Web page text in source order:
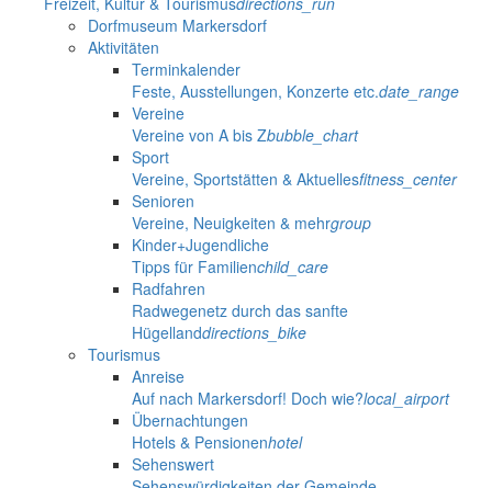
Dorfmuseum Markersdorf
Aktivitäten
Terminkalender
Feste, Ausstellungen, Konzerte etc.date_range
Vereine
Vereine von A bis Zbubble_chart
Sport
Vereine, Sportstätten & Aktuellesfitness_center
Senioren
Vereine, Neuigkeiten & mehrgroup
Kinder+Jugendliche
Tipps für Familienchild_care
Radfahren
Radwegenetz durch das sanfte
Hügellanddirections_bike
Tourismus
Anreise
Auf nach Markersdorf! Doch wie?local_airport
Übernachtungen
Hotels & Pensionenhotel
Sehenswert